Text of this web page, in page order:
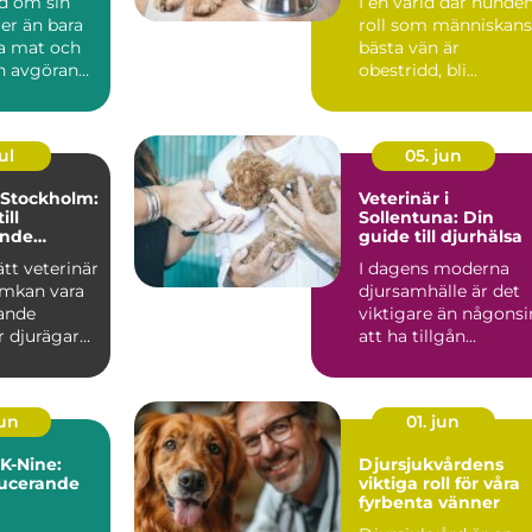
än bara
mat och
roll som människans
bästa vän är
obestridd, bli...
veterinär
vara
djurägare
05. jun
Veterinär i
Sollentuna: Din
guide till djurhälsa
I dagens moderna
djursamhälle är det
viktigare än
att ha tillgån...
Nine:
01. jun
Djursjukvårdens
viktiga roll för våra
fyrbenta vänner